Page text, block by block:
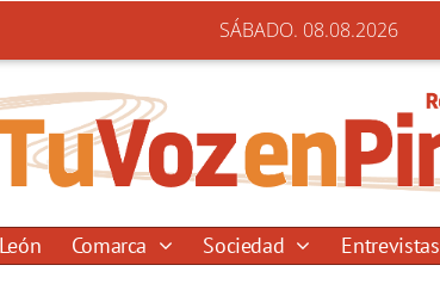
SÁBADO. 08.08.2026
Comarca Sociedad Entrevistas